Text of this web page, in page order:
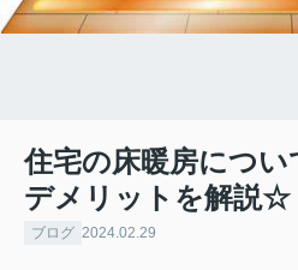
住宅の床暖房につ
デメリットを解説☆
ブログ 2024.02.29